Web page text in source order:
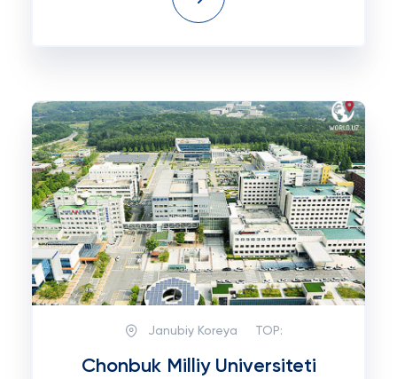
Janubiy Koreya TOP:
Chonbuk Milliy Universiteti